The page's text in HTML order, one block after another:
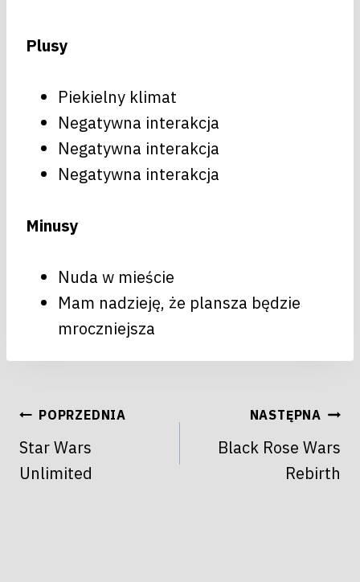
Plusy
Piekielny klimat
Negatywna interakcja
Negatywna interakcja
Negatywna interakcja
Minusy
Nuda w mieście
Mam nadzieję, że plansza będzie
mroczniejsza
NAWIGACJA
WPISU
POPRZEDNIA
Star Wars
Unlimited
NASTĘPNA
Black Rose Wars
Rebirth